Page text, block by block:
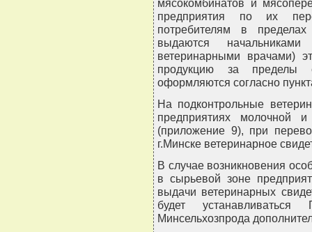
мясокомбинатов и
предприятия по их
потребителям в
выдаются
ветеринарными врачами)
продукцию за пределы
оформляются согласно
На подконтрольные
предприятиях молочной
(приложение 9), при
г.Минске ветеринарное
В случае возникновения
в сырьевой зоне
выдачи ветеринарных
будет устанавливаться
Минсельхозпрода